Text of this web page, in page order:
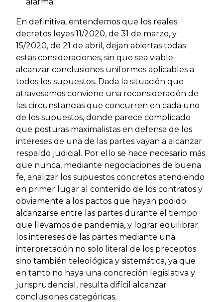
En definitiva, entendemos que los reales
decretos leyes 11/2020, de 31 de marzo, y
15/2020, de 21 de abril, dejan abiertas todas
estas consideraciones, sin que sea viable
alcanzar conclusiones uniformes aplicables a
todos los supuestos. Dada la situación que
atravesamos conviene una reconsideración de
las circunstancias que concurren en cada uno
de los supuestos, donde parece complicado
que posturas maximalistas en defensa de los
intereses de una de las partes vayan a alcanzar
respaldo judicial. Por ello se hace necesario más
que nunca, mediante negociaciones de buena
fe, analizar los supuestos concretos atendiendo
en primer lugar al contenido de los contratos y
obviamente a los pactos que hayan podido
alcanzarse entre las partes durante el tiempo
que llevamos de pandemia, y lograr equilibrar
los intereses de las partes mediante una
interpretación no solo literal de los preceptos
sino también teleológica y sistemática, ya que
en tanto no haya una concreción legislativa y
jurisprudencial, resulta difícil alcanzar
conclusiones categóricas.